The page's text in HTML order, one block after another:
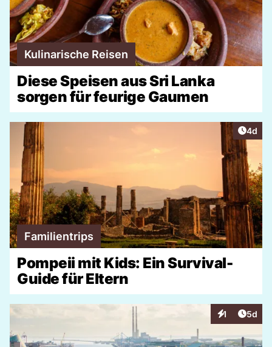
Kulinarische Reisen
Diese Speisen aus Sri Lanka
sorgen für feurige Gaumen
4d
Familientrips
Pompeii mit Kids: Ein Survival-
Guide für Eltern
1
Interaktionen
5d